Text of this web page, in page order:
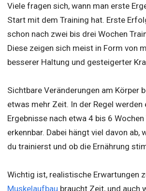
Viele fragen sich, wann man erste
Start mit dem Training hat. Erste
schon nach zwei bis drei Wochen
Diese zeigen sich meist in Form von
besserer Haltung und gesteigerter
Sichtbare Veränderungen am Körper
etwas mehr Zeit. In der Regel
Ergebnisse nach etwa 4 bis 6 Wochen
erkennbar. Dabei hängt viel davon ab,
du trainierst und ob die Ernährung
Wichtig ist, realistische Erwartungen
Muskelaufbau braucht Zeit, und auch